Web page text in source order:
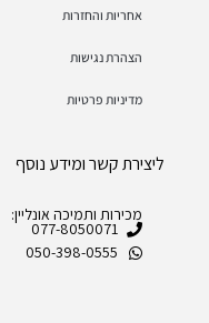
אחריות והחזרות
הצהרת נגישות
מדיניות פרטיות
ליצירת קשר ומידע נוסף
מכירות ותמיכה אונליין:
077-8050071
050-398-0555